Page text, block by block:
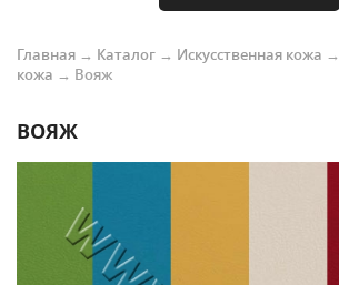
Главная → Каталог → Искусственная кожа →
кожа → Вояж
ВОЯЖ